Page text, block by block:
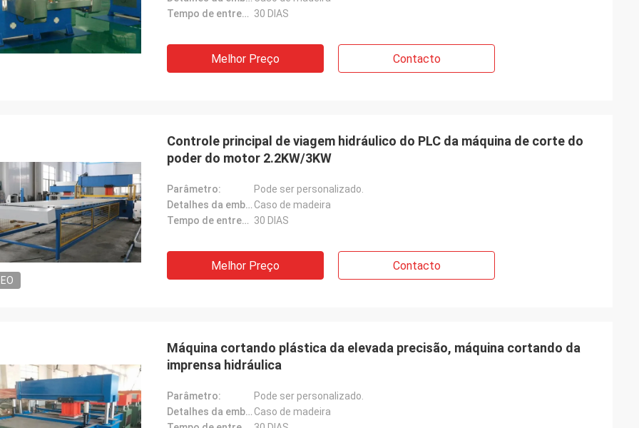
Tempo de entrega: 30 DIAS
Melhor Preço Contacto
Controle principal de viagem hidráulico do PLC da máquina de corte do
poder do motor 2.2KW/3KW
Parâmetro:
Pode ser personalizado.
Detalhes da embalagem: Caso de madeira
Tempo de entrega: 30 DIAS
Melhor Preço Contacto
Máquina cortando plástica da elevada precisão, máquina cortando da
imprensa hidráulica
Parâmetro:
Pode ser personalizado.
Detalhes da embalagem: Caso de madeira